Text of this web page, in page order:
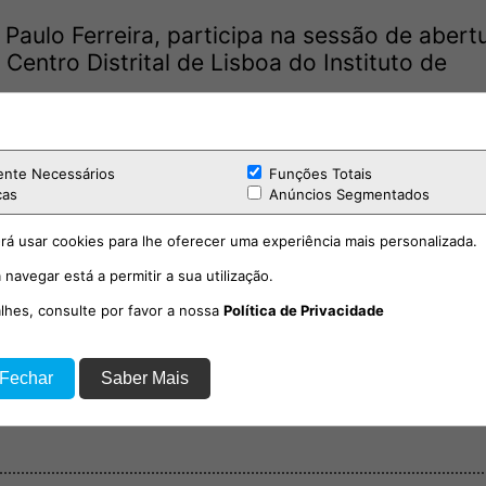
Ferreira, participa na sessão de
Distrital de Lisboa do Instituto de
intervenções de técnicos e professores
modelo de intervenção do Serviço de
Integrado de Vila Franca de Xira,
concedida pela Associação Nacional de
e as 17h00, no Ateneu Artístico
através do endereço: acao.social@cm-
Necessários
Funções Totais
Anúncios Segmentados
usar cookies para lhe oferecer uma experiência mais personalizada.
está a permitir a sua utilização.
consulte por favor a nossa Política de Privacidade
Saber Mais